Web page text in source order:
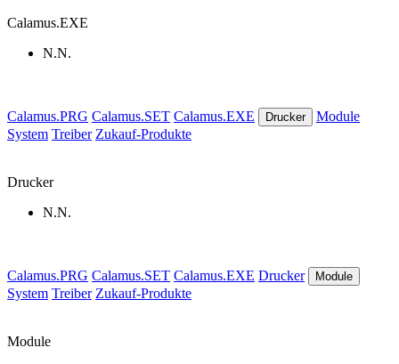
Calamus.EXE
N.N.
Calamus.PRG Calamus.SET Calamus.EXE Drucker
Module
System Treiber Zukauf-Produkte
Drucker
N.N.
Calamus.PRG Calamus.SET Calamus.EXE Drucker Module
System Treiber Zukauf-Produkte
Module